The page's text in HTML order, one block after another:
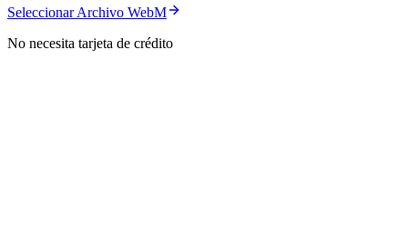
Seleccionar Archivo WebM
No necesita tarjeta de crédito